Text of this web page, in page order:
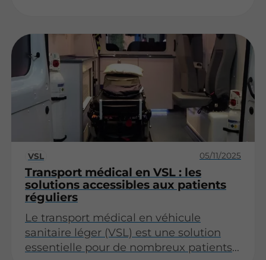
offrir un service adapté aux patients
nécessitant un suivi médical. Cet article
explore les divers aspects du VSL et son
importance dans le cadre des soins de
santé.
VSL 05/11/2025
Transport médical en VSL : les
solutions accessibles aux patients
réguliers
Le transport médical en véhicule
sanitaire léger (VSL) est une solution
essentielle pour de nombreux patients